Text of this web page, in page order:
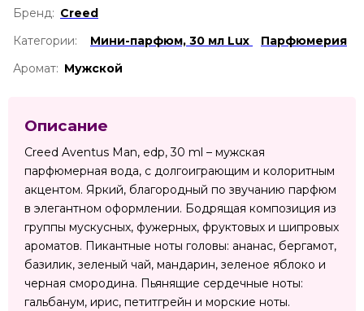
Бренд: Creed
Категории:
Мини-парфюм, 30 мл Lux
Парфюмерия
Аромат: Мужской
Описание
Creed Aventus Man, edp, 30 ml – мужская
парфюмерная вода, с долгоиграющим и колоритным
акцентом. Яркий, благородный по звучанию парфюм
в элегантном оформлении. Бодрящая композиция из
группы мускусных, фужерных, фруктовых и шипровых
ароматов. Пикантные ноты головы: ананас, бергамот,
базилик, зеленый чай, мандарин, зеленое яблоко и
черная смородина. Пьянящие сердечные ноты:
гальбанум, ирис, петитгрейн и морские ноты.